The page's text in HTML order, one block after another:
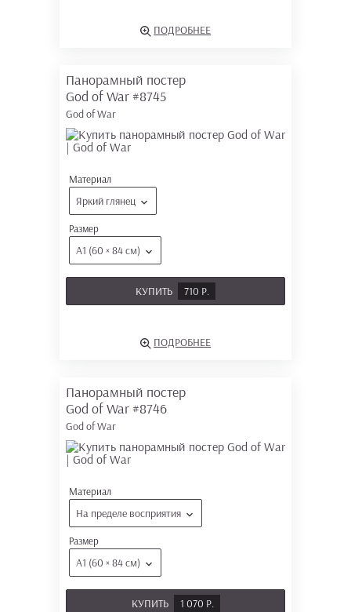
ПОДРОБНЕЕ
Панорамный постер
God of War #8745
God of War
Материал
Яркий глянец
Размер
А1 (60 × 84 см)
КУПИТЬ 710 Р.
ПОДРОБНЕЕ
Панорамный постер
God of War #8746
God of War
Материал
На пределе восприятия
Размер
А1 (60 × 84 см)
КУПИТЬ 1 070 Р.